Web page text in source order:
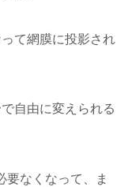
て網膜に投影され
自由に変えられる
要なくなって、ま